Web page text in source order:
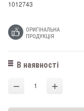
1012743
ОРИГІНАЛЬНА
ПРОДУКЦІЯ
В наявності
− +